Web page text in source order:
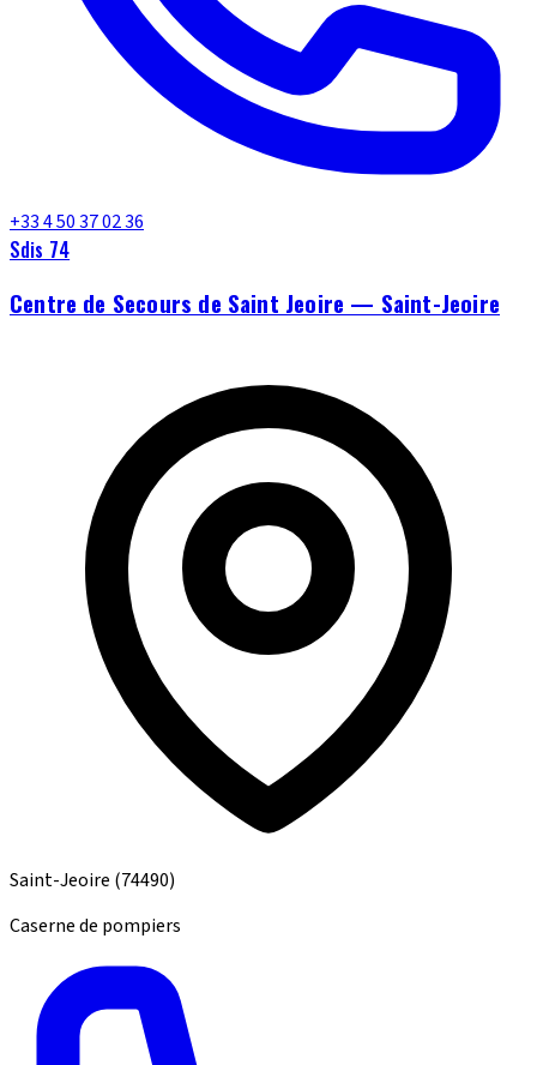
+33 4 50 37 02 36
Sdis 74
Centre de Secours de Saint Jeoire — Saint-Jeoire
Saint-Jeoire (74490)
Caserne de pompiers